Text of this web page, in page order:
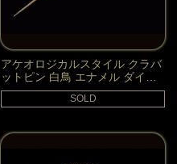
アケオロジカルスタイル クラバ
ットピン 白鳥 エナメル ダイヤ
モンド 18k
SOLD